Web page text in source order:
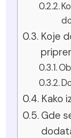
Koje
Kako
Gde